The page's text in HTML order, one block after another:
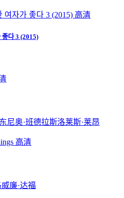
高清
다 3 (2015)
尼奥·班德拉斯洛莱斯·莱昂
高清
威廉·达福